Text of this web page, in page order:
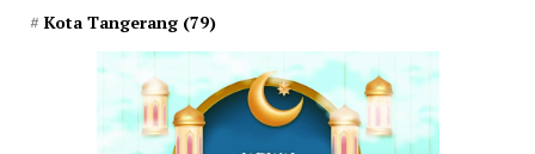
Kota Tangerang (79)